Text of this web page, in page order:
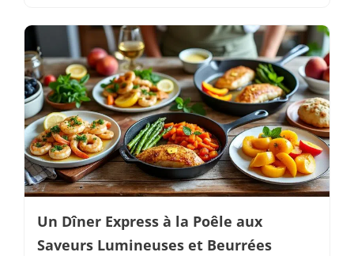
Un Dîner Express à la Poêle aux
Saveurs Lumineuses et Beurrées